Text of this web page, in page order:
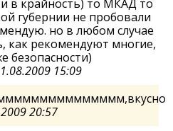
в крайность) то МКАД то
губернии не пробовали
но в любом случае
как рекомендуют многие,
безопасности)
15:09
20:57